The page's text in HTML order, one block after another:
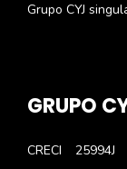
Grupo CYJ
GRUPO
CRECI
25994J